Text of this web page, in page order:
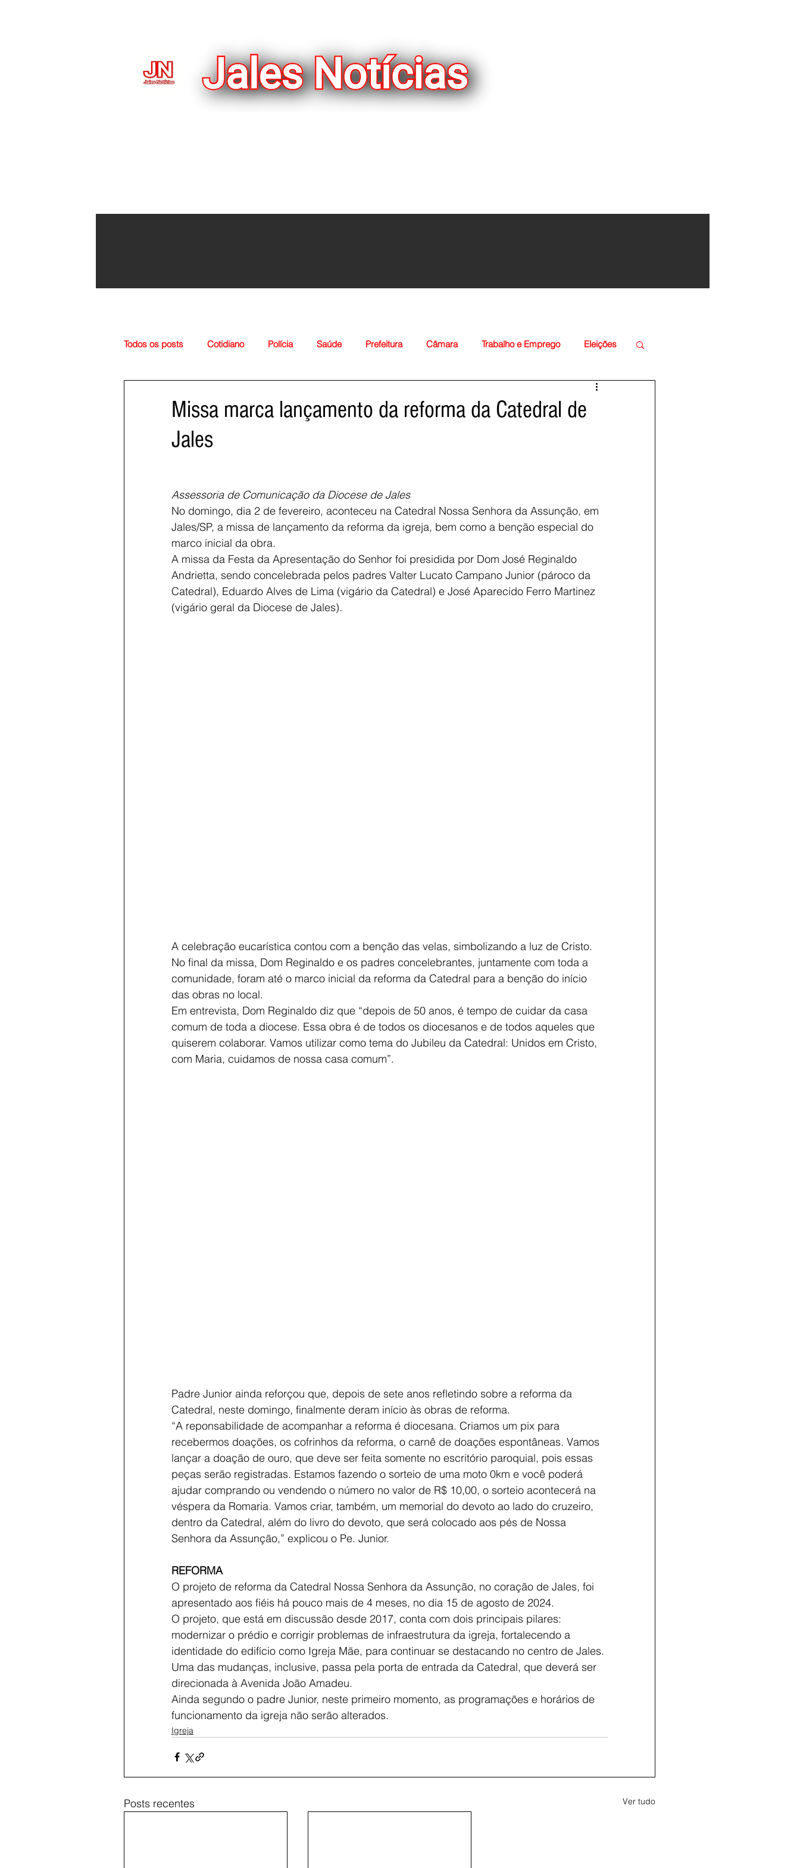
Voltar
Todos os posts Cotidiano Polícia Saúde Prefeitura Câmara Trabalho e Emprego Eleições
Missa marca lançamento da reforma da Catedral de
Jales
Assessoria de Comunicação da Diocese de Jales
No domingo, dia 2 de fevereiro, aconteceu na Catedral Nossa Senhora da Assunção, em
Jales/SP, a missa de lançamento da reforma da igreja, bem como a benção especial do
marco inicial da obra.
A missa da Festa da Apresentação do Senhor foi presidida por Dom José Reginaldo
Andrietta, sendo concelebrada pelos padres Valter Lucato Campano Junior (pároco da
Catedral), Eduardo Alves de Lima (vigário da Catedral) e José Aparecido Ferro Martinez
(vigário geral da Diocese de Jales).
A celebração eucarística contou com a benção das velas, simbolizando a luz de Cristo.
No final da missa, Dom Reginaldo e os padres concelebrantes, juntamente com toda a
comunidade, foram até o marco inicial da reforma da Catedral para a benção do início
das obras no local.
Em entrevista, Dom Reginaldo diz que “depois de 50 anos, é tempo de cuidar da casa
comum de toda a diocese. Essa obra é de todos os diocesanos e de todos aqueles que
quiserem colaborar. Vamos utilizar como tema do Jubileu da Catedral: Unidos em Cristo,
com Maria, cuidamos de nossa casa comum”.
Padre Junior ainda reforçou que, depois de sete anos refletindo sobre a reforma da
Catedral, neste domingo, finalmente deram início às obras de reforma.
“A reponsabilidade de acompanhar a reforma é diocesana. Criamos um pix para
recebermos doações, os cofrinhos da reforma, o carnê de doações espontâneas. Vamos
lançar a doação de ouro, que deve ser feita somente no escritório paroquial, pois essas
peças serão registradas. Estamos fazendo o sorteio de uma moto 0km e você poderá
ajudar comprando ou vendendo o número no valor de R$ 10,00, o sorteio acontecerá na
véspera da Romaria. Vamos criar, também, um memorial do devoto ao lado do cruzeiro,
dentro da Catedral, além do livro do devoto, que será colocado aos pés de Nossa
Senhora da Assunção,” explicou o Pe. Junior.
REFORMA
O projeto de reforma da Catedral Nossa Senhora da Assunção, no coração de Jales, foi
apresentado aos fiéis há pouco mais de 4 meses, no dia 15 de agosto de 2024.
O projeto, que está em discussão desde 2017, conta com dois principais pilares:
modernizar o prédio e corrigir problemas de infraestrutura da igreja, fortalecendo a
identidade do edifício como Igreja Mãe, para continuar se destacando no centro de Jales.
Uma das mudanças, inclusive, passa pela porta de entrada da Catedral, que deverá ser
direcionada à Avenida João Amadeu.
Ainda segundo o padre Junior, neste primeiro momento, as programações e horários de
funcionamento da igreja não serão alterados.
Igreja
Posts recentes Ver tudo